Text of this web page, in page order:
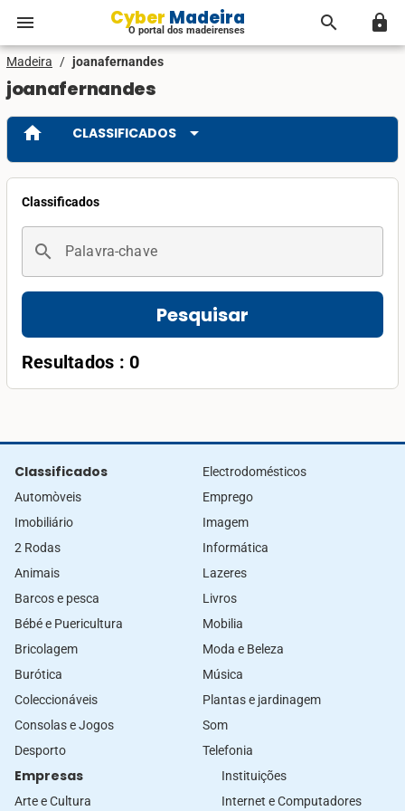
menu Cyber Madeira
O portal dos madeirenses search lock
Madeira / joanafernandes
joanafernandes
home CLASSIFICADOS arrow_drop_down
Classificados
search Palavra-chave
Pesquisar
Resultados : 0
Classificados
Automòveis
Imobiliário
2 Rodas
Animais
Barcos e pesca
Bébé e Puericultura
Bricolagem
Burótica
Coleccionáveis
Consolas e Jogos
Desporto
Electrodomésticos
Emprego
Imagem
Informática
Lazeres
Livros
Mobilia
Moda e Beleza
Música
Plantas e jardinagem
Som
Telefonia
Empresas
Arte e Cultura
Instituições
Internet e Computadores